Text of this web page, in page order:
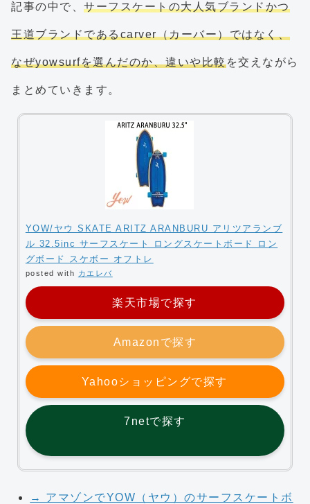
記事の中で、 サーフスケートの大人気ブランドかつ
王道ブランドであるcarver（カーバー）ではなく、
なぜyowsurfを選んだのか、違いや比較を交えながら
まとめていきます。
YOW/ヤウ SKATE ARITZ ARANBURU アリツアランブ
ル 32.5inc サーフスケート ロングスケートボード ロン
グボード スケボー オフトレ
posted with カエレバ
楽天市場で探す
Amazonで探す
Yahooショッピングで探す
7netで探す
→ アマゾンでYOW（ヤウ）のサーフスケートボ